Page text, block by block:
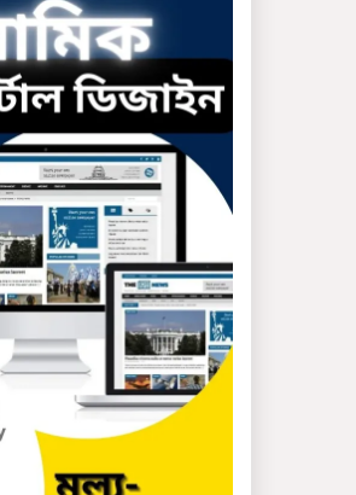
থানার পুলিশ সদস্য
শ্রেষ্ঠ শিল্পী নির্বাচিত
নবাগত ইউএনও’র
প্রেসক্লাব নেতৃবৃন্দের
রাবেয়া খাতুন
ওসমানী আন্তর্জাতিক
সংবর্ধিত হলেন
আলী রেজা